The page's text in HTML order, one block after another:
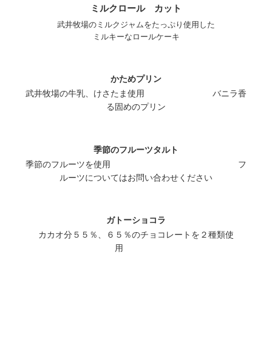
ミルクロール カット
武井牧場のミルクジャムをたっぷり使用した
ミルキーなロールケーキ
かためプリン
武井牧場の牛乳、けさたま使用 バニラ香
る固めのプリン
季節のフルーツタルト
季節のフルーツを使用 フ
ルーツについてはお問い合わせください
ガトーショコラ
カカオ分５５％、６５％のチョコレートを２種類使
用